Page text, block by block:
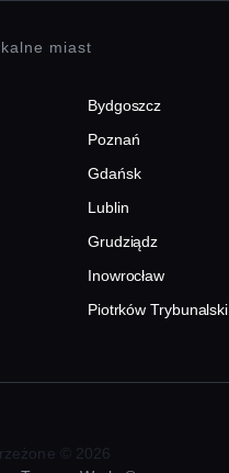
miast
Bydgoszcz
Poznań
Gdańsk
Lublin
Grudziądz
Inowrocław
Piotrków Trybunalski
© 2026